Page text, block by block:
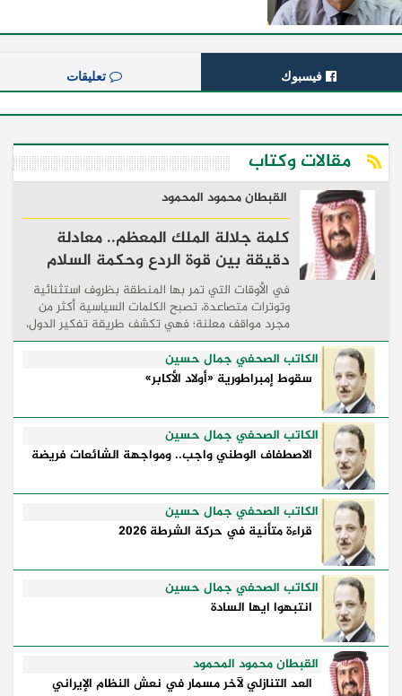
فيسبوك تعليقات
مقالات وكتاب
القبطان محمود المحمود
كلمة جلالة الملك المعظم.. معادلة
دقيقة بين قوة الردع وحكمة السلام
في الأوقات التي تمر بها المنطقة بظروف استثنائية
وتوترات متصاعدة، تصبح الكلمات السياسية أكثر من
مجرد مواقف معلنة؛ فهي تكشف طريقة تفكير الدول،
وكيفية إدارتها للأزمات، والحدود التي تفصل بين القوة
...
الكاتب الصحفي جمال حسين
سقوط إمبراطورية «أولاد الأكابر»
الكاتب الصحفي جمال حسين
الاصطفاف الوطني واجب.. ومواجهة الشائعات فريضة
الكاتب الصحفي جمال حسين
قراءة متأنية في حركة الشرطة 2026
الكاتب الصحفي جمال حسين
انتبهوا ايها السادة
القبطان محمود المحمود
العد التنازلي لآخر مسمار في نعش النظام الإيراني